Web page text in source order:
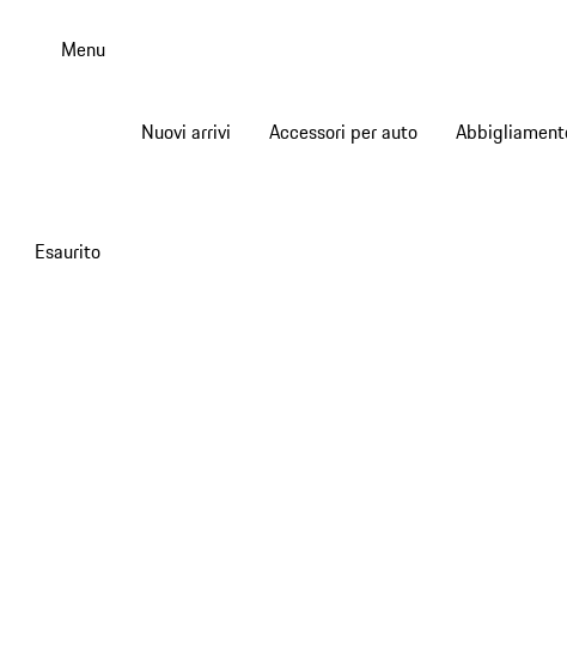
Menu
Nuovi arrivi Accessori per auto
Esaurito